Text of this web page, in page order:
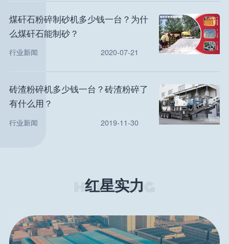
煤矸石粉碎制砂机多少钱一台？为什
么煤矸石能制砂？
行业新闻 2020-07-21
砖渣粉碎机多少钱一台？砖渣粉碎了
有什么用？
行业新闻 2019-11-30
红星实力